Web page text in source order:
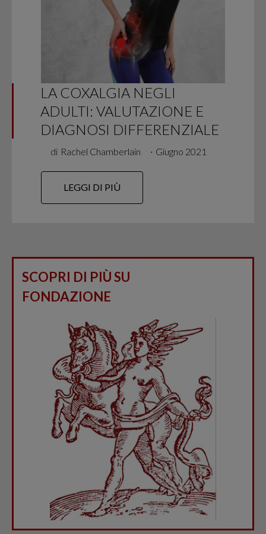
LA COXALGIA NEGLI
ADULTI: VALUTAZIONE E
DIAGNOSI DIFFERENZIALE
di Rachel Chamberlain ∙ Giugno 2021
LEGGI DI PIÙ
SCOPRI DI PIÙ SU
FONDAZIONE